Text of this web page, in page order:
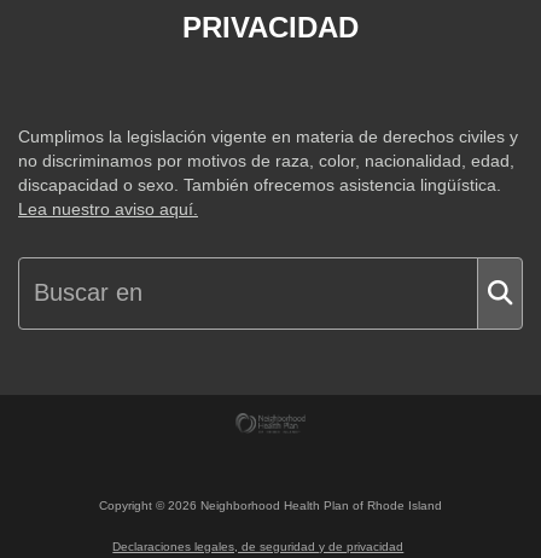
PRIVACIDAD
Cumplimos la legislación vigente en materia de derechos civiles y
no discriminamos por motivos de raza, color, nacionalidad, edad,
discapacidad o sexo. También ofrecemos asistencia lingüística.
Lea nuestro aviso aquí.
Copyright ©2026 Neighborhood Health Plan of Rhode Island
Declaraciones legales, de seguridad y de privacidad